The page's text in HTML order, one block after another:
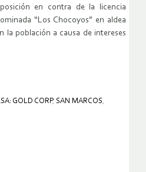
en contra de la licencia
“Los Chocoyos” en aldea
la población a causa de intereses
GOLD CORP, SAN MARCOS,